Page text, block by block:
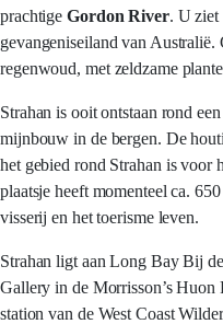
prachtigeGordon River. U ziet
gevangeniseiland van
regenwoud, met zeldzame
Strahan is ooit ontstaan rond
mijnbouw in de bergen. De
het gebied rond Strahan is voor
plaatsje heeft momenteel ca.
visserij en het toerisme leven.
Strahan ligt aan Long Bay Bij
Gallery in de Morrisson’s
station van de West Coast